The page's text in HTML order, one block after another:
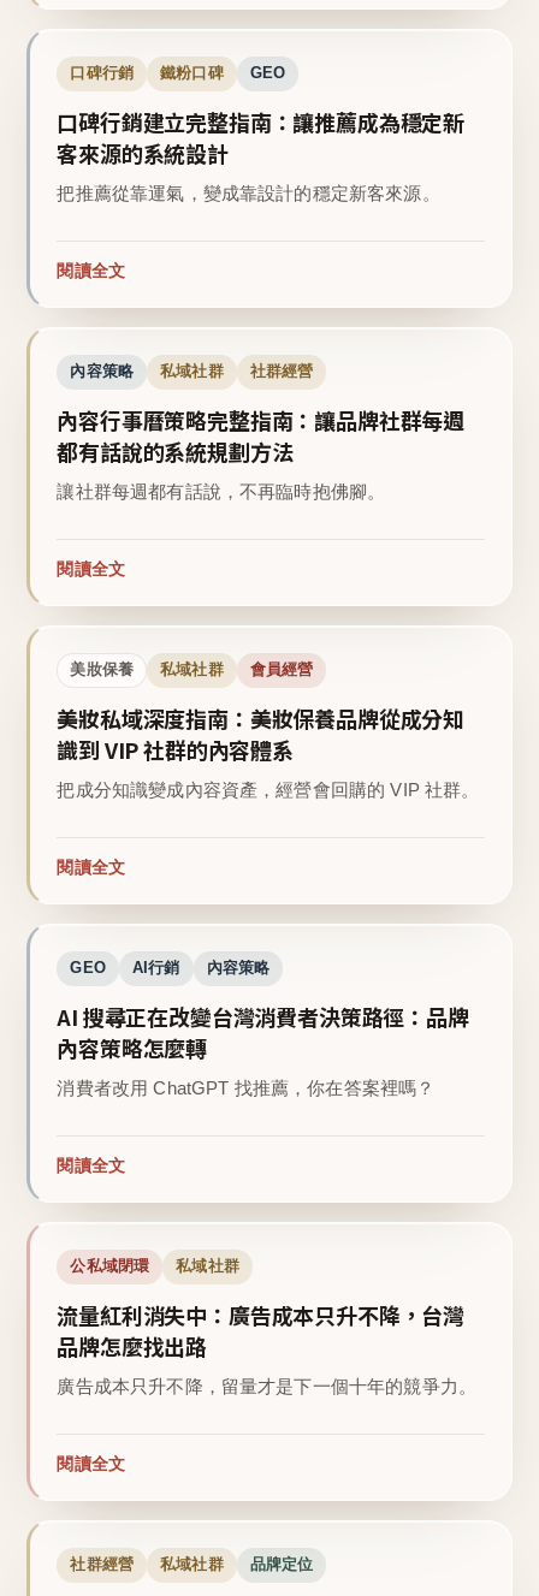
口碑行銷 鐵粉口碑 GEO
口碑行銷建立完整指南：讓推薦成為穩定新
客來源的系統設計
把推薦從靠運氣，變成靠設計的穩定新客來源。
閱讀全文
內容策略 私域社群 社群經營
內容行事曆策略完整指南：讓品牌社群每週
都有話說的系統規劃方法
讓社群每週都有話說，不再臨時抱佛腳。
閱讀全文
美妝保養 私域社群 會員經營
美妝私域深度指南：美妝保養品牌從成分知
識到 VIP 社群的內容體系
把成分知識變成內容資產，經營會回購的 VIP 社群。
閱讀全文
GEO AI行銷 內容策略
AI 搜尋正在改變台灣消費者決策路徑：品牌
內容策略怎麼轉
消費者改用 ChatGPT 找推薦，你在答案裡嗎？
閱讀全文
公私域閉環 私域社群
流量紅利消失中：廣告成本只升不降，台灣
品牌怎麼找出路
廣告成本只升不降，留量才是下一個十年的競爭力。
閱讀全文
社群經營 私域社群 品牌定位